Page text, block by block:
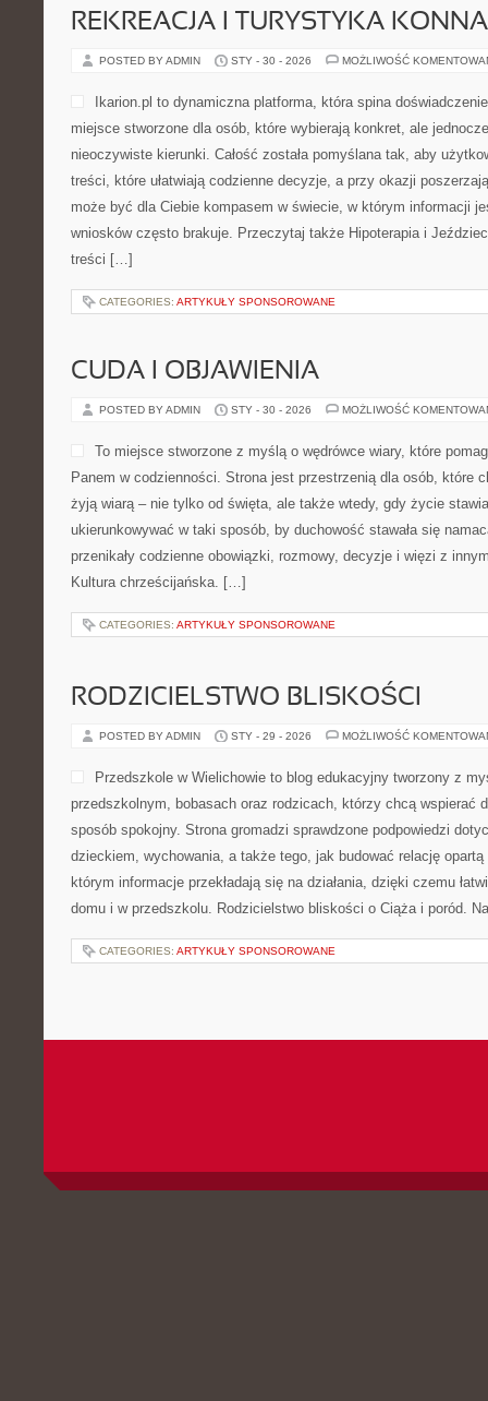
REKREACJA I TURYSTYKA KONNA
POSTED BY ADMIN STY - 30 - 2026 MOŻLIWOŚĆ
Ikarion.pl to dynamiczna platforma, która spina
miejsce stworzone dla osób, które wybierają konkret, ale
nieoczywiste kierunki. Całość została pomyślana tak, aby
treści, które ułatwiają codzienne decyzje, a przy okazji
może być dla Ciebie kompasem w świecie, w którym informacji
wniosków często brakuje. Przeczytaj także Hipoterapia i
treści […]
CATEGORIES: ARTYKUŁY SPONSOROWANE
CUDA I OBJAWIENIA
POSTED BY ADMIN STY - 30 - 2026 MOŻLIWOŚĆ
To miejsce stworzone z myślą o wędrówce wiary, które
Panem w codzienności. Strona jest przestrzenią dla osób, które
żyją wiarą – nie tylko od święta, ale także wtedy, gdy życie
ukierunkowywać w taki sposób, by duchowość stawała się
przenikały codzienne obowiązki, rozmowy, decyzje i więzi z
Kultura chrześcijańska. […]
CATEGORIES: ARTYKUŁY SPONSOROWANE
RODZICIELSTWO BLISKOŚCI
POSTED BY ADMIN STY - 29 - 2026 MOŻLIWOŚĆ
Przedszkole w Wielichowie to blog edukacyjny tworzony z
przedszkolnym, bobasach oraz rodzicach, którzy chcą wspierać
sposób spokojny. Strona gromadzi sprawdzone podpowiedzi
dzieckiem, wychowania, a także tego, jak budować relację
którym informacje przekładają się na działania, dzięki czemu
domu i w przedszkolu. Rodzicielstwo bliskości o Ciąża i poród.
CATEGORIES: ARTYKUŁY SPONSOROWANE